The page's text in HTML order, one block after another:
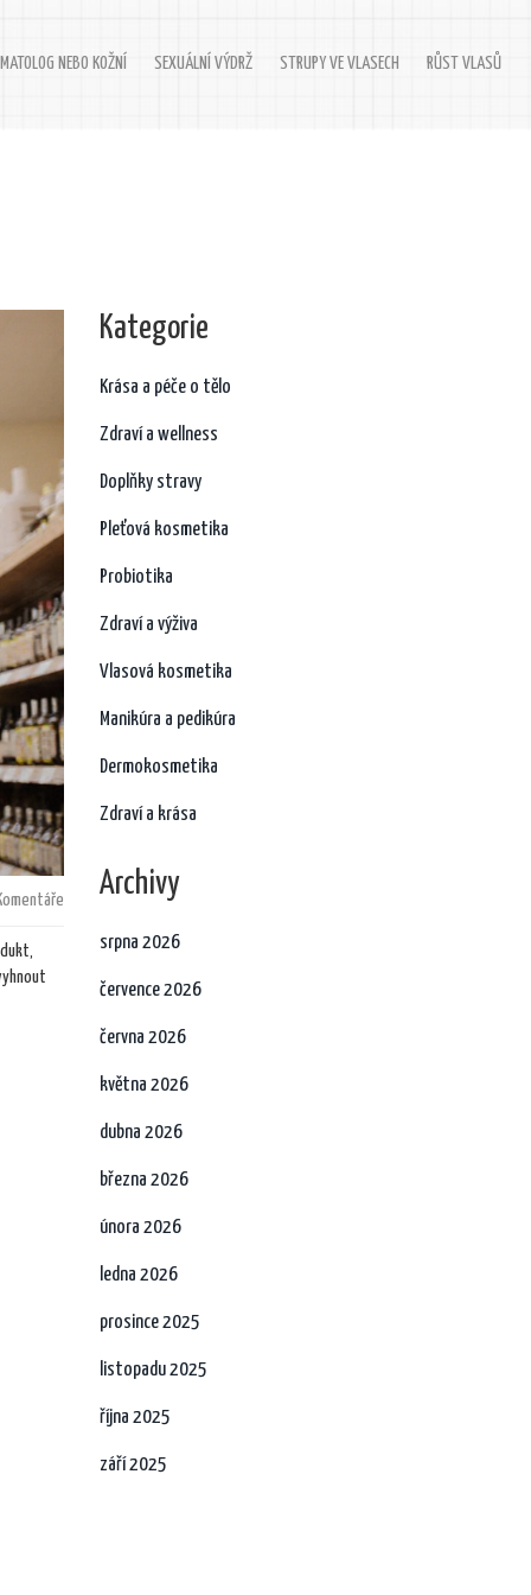
NEBO KOŽNÍ SEXUÁLNÍ VÝDRŽ STRUPY VE VLASECH RŮST VLASŮ
Kategorie
Krása a péče o tělo
Zdraví a wellness
Doplňky stravy
Pleťová kosmetika
Probiotika
Zdraví a výživa
Vlasová kosmetika
Manikúra a pedikúra
Dermokosmetika
Zdraví a krása
Archivy
srpna 2026
července 2026
června 2026
května 2026
dubna 2026
března 2026
února 2026
ledna 2026
prosince 2025
listopadu 2025
října 2025
září 2025